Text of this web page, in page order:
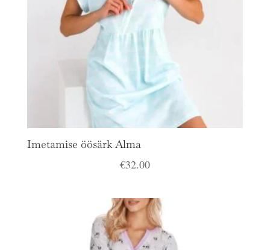
Imetamise öösärk Alma
€32.00